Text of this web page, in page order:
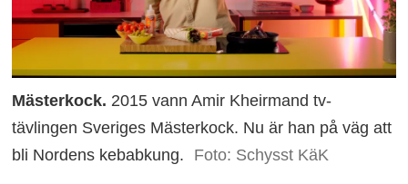
Mästerkock. 2015 vann Amir Kheirmand tv-
tävlingen Sveriges Mästerkock. Nu är han på väg att
bli Nordens kebabkung.
Foto: Schysst KäK